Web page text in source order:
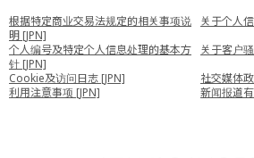
根据特定商业交易法规定的相关事项说
明 [JPN]
关于个人
个人编号及特定个人信息处理的基本方
针 [JPN]
关于客户
Cookie及访问日志 [JPN]
社交媒体
利用注意事项 [JPN]
新闻报道